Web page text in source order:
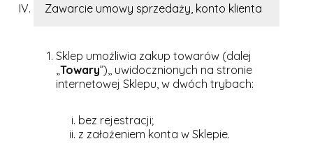
Zawarcie umowy sprzedaży, konto klienta
Sklep umożliwia zakup towarów (dalej
Towary”),, uwidocznionych na stronie
internetowej Sklepu, w dwóch trybach:
bez rejestracji;
z założeniem konta w Sklepie.